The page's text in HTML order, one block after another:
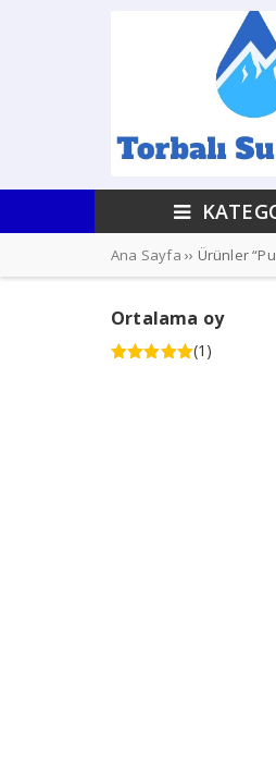
Ana Sayfa ›› Ürünler
Ortalama oy
(1)